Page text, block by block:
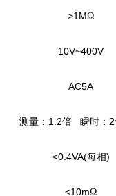
>1MΩ
10V~400V
AC5A
测量： 1.2倍 瞬时： 2
<0.4VA(每相)
<10mΩ